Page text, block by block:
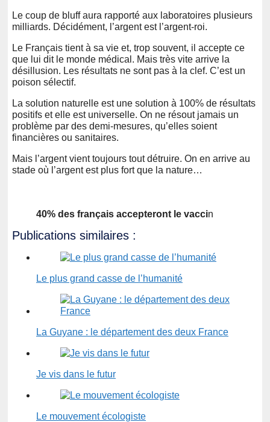
Le coup de bluff aura rapporté aux laboratoires plusieurs
milliards. Décidément, l’argent est l’argent-roi.
Le Français tient à sa vie et, trop souvent, il accepte ce
que lui dit le monde médical. Mais très vite arrive la
désillusion. Les résultats ne sont pas à la clef. C’est un
poison sélectif.
La solution naturelle est une solution à 100% de résultats
positifs et elle est universelle. On ne résout jamais un
problème par des demi-mesures, qu’elles soient
financières ou sanitaires.
Mais l’argent vient toujours tout détruire. On en arrive au
stade où l’argent est plus fort que la nature…
40% des français accepteront le vaccin
Publications similaires :
Le plus grand casse de l’humanité
La Guyane : le département des deux France
Je vis dans le futur
Le mouvement écologiste